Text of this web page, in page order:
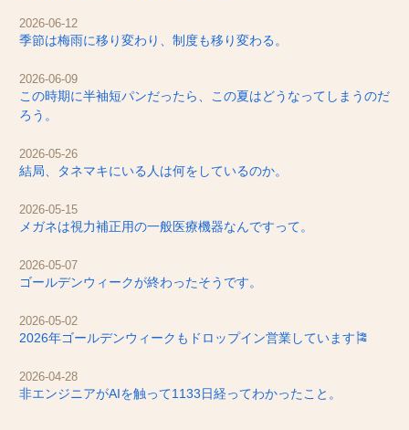
2026-06-12
季節は梅雨に移り変わり、制度も移り変わる。
2026-06-09
この時期に半袖短パンだったら、この夏はどうなってしまうのだ
ろう。
2026-05-26
結局、タネマキにいる人は何をしているのか。
2026-05-15
メガネは視力補正用の一般医療機器なんですって。
2026-05-07
ゴールデンウィークが終わったそうです。
2026-05-02
2026年ゴールデンウィークもドロップイン営業しています🎏
2026-04-28
非エンジニアがAIを触って1133日経ってわかったこと。